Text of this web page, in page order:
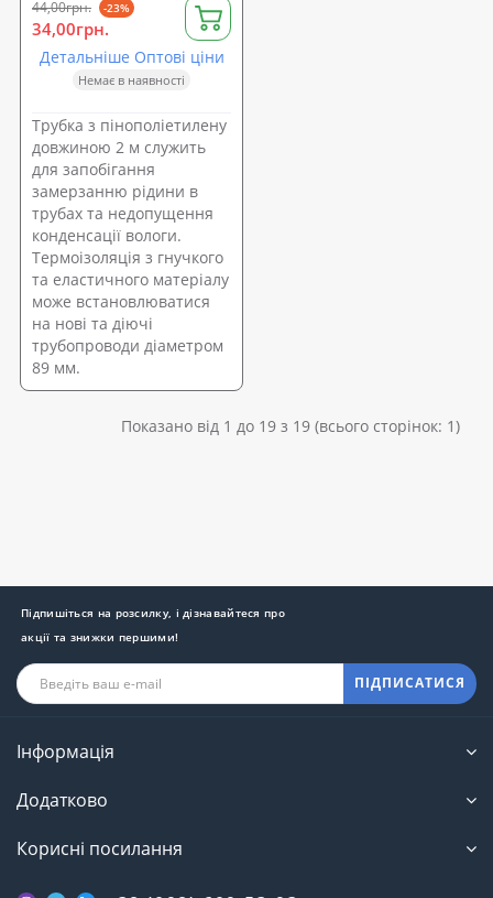
44,00грн. -23%
34,00грн.
Детальніше Оптові ціни
Немає в наявності
Трубка з пінополіетилену
довжиною 2 м служить
для запобігання
замерзанню рідини в
трубах та недопущення
конденсації вологи.
Термоізоляція з гнучкого
та еластичного матеріалу
може встановлюватися
на нові та діючі
трубопроводи діаметром
89 мм.
Показано від 1 до 19 з 19 (всього сторінок: 1)
Підпишіться на розсилку, і дізнавайтеся про
акції та знижки першими!
ПІДПИСАТИСЯ
Інформація
Додатково
Корисні посилання